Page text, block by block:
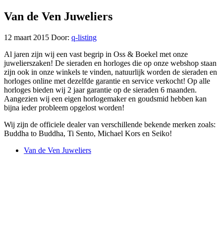
Van de Ven Juweliers
12 maart 2015 Door: q-listing
Al jaren zijn wij een vast begrip in Oss & Boekel met onze
juwelierszaken! De sieraden en horloges die op onze webshop staan
zijn ook in onze winkels te vinden, natuurlijk worden de sieraden en
horloges online met dezelfde garantie en service verkocht! Op alle
horloges bieden wij 2 jaar garantie op de sieraden 6 maanden.
Aangezien wij een eigen horlogemaker en goudsmid hebben kan
bijna ieder probleem opgelost worden!
Wij zijn de officiele dealer van verschillende bekende merken zoals:
Buddha to Buddha, Ti Sento, Michael Kors en Seiko!
Van de Ven Juweliers